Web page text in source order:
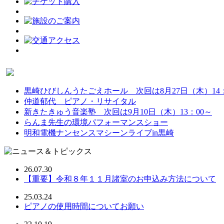
黒崎ひびしんうたごえホール 次回は8月27日（木）14
仲道郁代 ピアノ・リサイタル
新きたきゅう音楽塾 次回は9月10日（木）13：00～
らんま先生の環境パフォーマンスショー
明和電機ナンセンスマシーンライブin黒崎
26.07.30
【重要】令和８年１１月諸室のお申込み方法について
25.03.24
ピアノの使用時間についてお願い